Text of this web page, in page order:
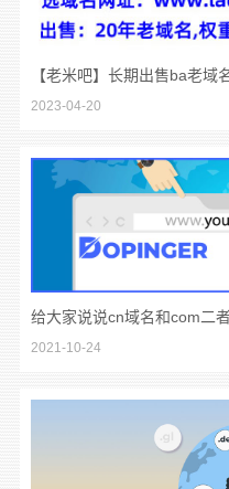
【老米吧】长期出售ba老
2023-04-20
给大家说说cn域名和com二
2021-10-24